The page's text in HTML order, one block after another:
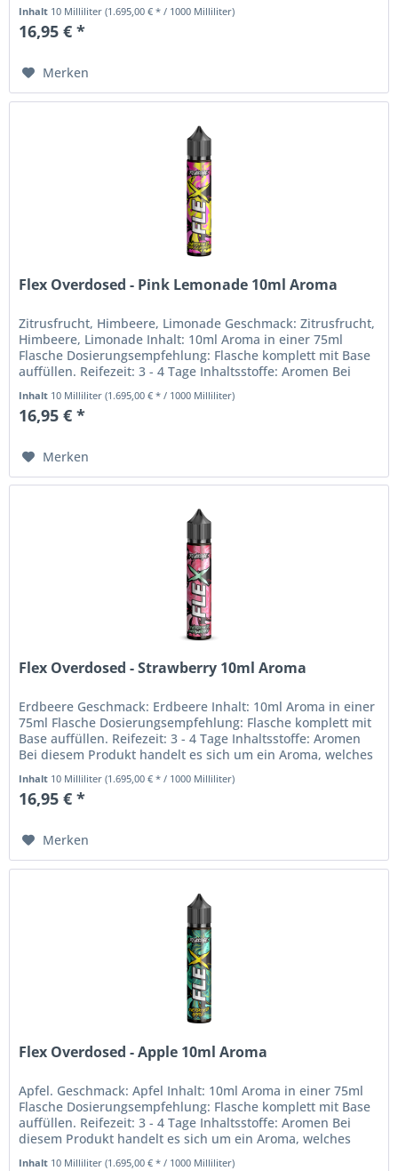
Inhalt 10 Milliliter(1.695,00 € * / 1000 Milliliter)
16,95 € *
Merken
Flex Overdosed - Pink Lemonade 10ml Aroma
Zitrusfrucht, Himbeere, Limonade Geschmack: Zitrusfrucht,
Himbeere, Limonade Inhalt: 10ml Aroma in einer 75ml
Flasche Dosierungsempfehlung: Flasche komplett mit Base
auffüllen. Reifezeit: 3 - 4 Tage Inhaltsstoffe: Aromen Bei
Inhalt 10 Milliliter(1.695,00 € * / 1000 Milliliter)
16,95 € *
Merken
Flex Overdosed - Strawberry 10ml Aroma
Erdbeere Geschmack: Erdbeere Inhalt: 10ml Aroma in einer
75ml Flasche Dosierungsempfehlung: Flasche komplett mit
Base auffüllen. Reifezeit: 3 - 4 Tage Inhaltsstoffe: Aromen
Bei diesem Produkt handelt es sich um ein Aroma, welches
Inhalt 10 Milliliter(1.695,00 € * / 1000 Milliliter)
16,95 € *
Merken
Flex Overdosed - Apple 10ml Aroma
Apfel. Geschmack: Apfel Inhalt: 10ml Aroma in einer 75ml
Flasche Dosierungsempfehlung: Flasche komplett mit Base
auffüllen. Reifezeit: 3 - 4 Tage Inhaltsstoffe: Aromen Bei
diesem Produkt handelt es sich um ein Aroma, welches
nicht zum...
Inhalt 10 Milliliter(1.695,00 € * / 1000 Milliliter)